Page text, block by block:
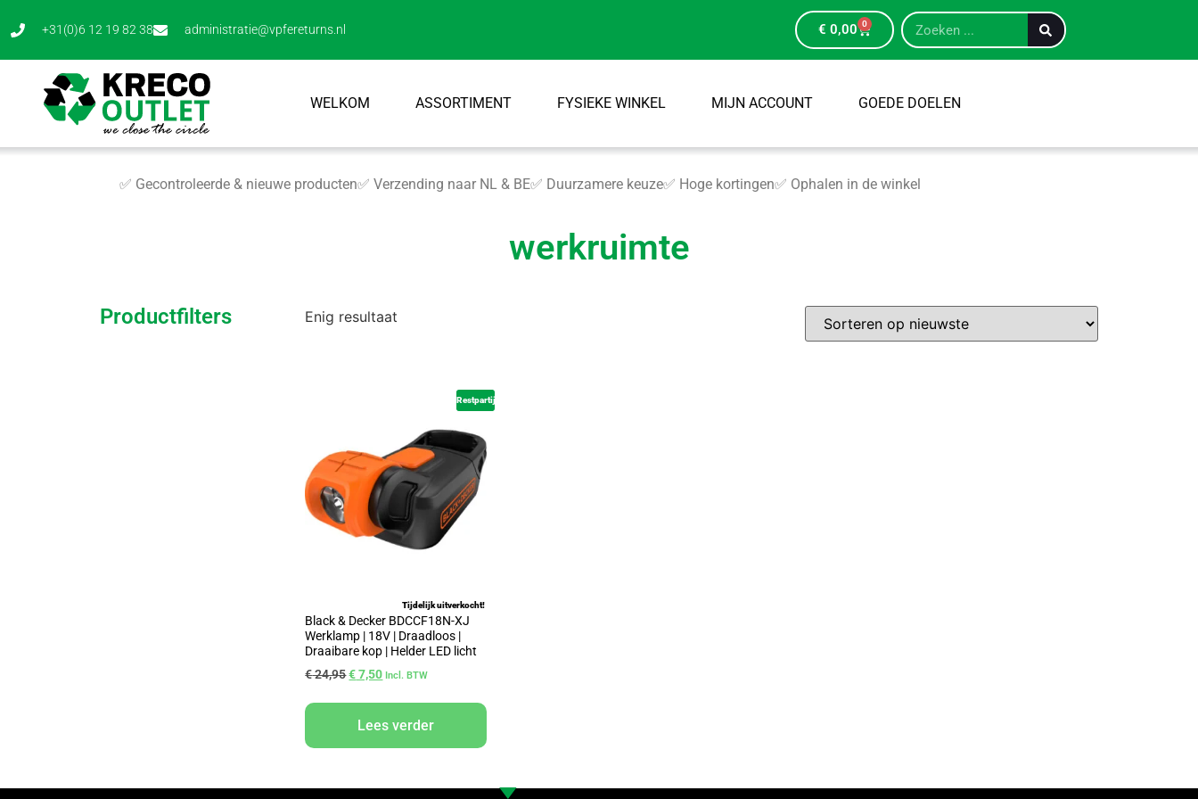
+31(0)6 12 19 82 38 administratie@vpfereturns.nl € 0,00 0
WELKOM ASSORTIMENT FYSIEKE WINKEL MIJN ACCOUNT GOEDE DOELEN
✅ Gecontroleerde & nieuwe producten✅ Verzending naar NL & BE✅ Duurzamere keuze✅ Hoge kortingen✅ Ophalen in de winkel
werkruimte
Productfilters Enig resultaat
Restpartij
Tijdelijk uitverkocht!
Black & Decker BDCCF18N-XJ
Werklamp | 18V | Draadloos |
Draaibare kop | Helder LED licht
€24,95€7,50 Incl. BTW
Lees verder